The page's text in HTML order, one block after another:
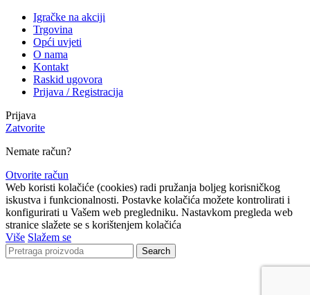
Igračke na akciji
Trgovina
Opći uvjeti
O nama
Kontakt
Raskid ugovora
Prijava / Registracija
Prijava
Zatvorite
Nemate račun?
Otvorite račun
Web koristi kolačiće (cookies) radi pružanja boljeg korisničkog
iskustva i funkcionalnosti. Postavke kolačića možete kontrolirati i
konfigurirati u Vašem web pregledniku. Nastavkom pregleda web
stranice slažete se s korištenjem kolačića
Više Slažem se
Search
Obavijestit ćemo Vas kada proizvod bude ponovno